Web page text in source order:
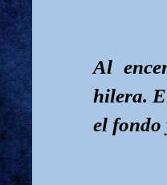
Al
hilera.
el fondo